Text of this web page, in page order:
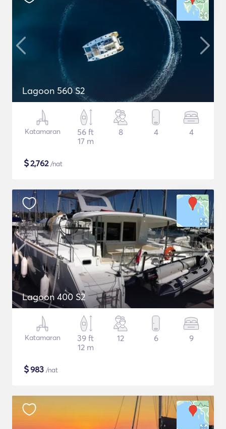
Lagoon 560 S2
Katamaran
56 ft
17 m
8 4 4
$2,762/nat
Lagoon 400 S2
Katamaran
39 ft
12 m
12 6 9
$983 /nat